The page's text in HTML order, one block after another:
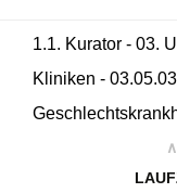
1.1. Kurator - 03.
Kliniken -
∧